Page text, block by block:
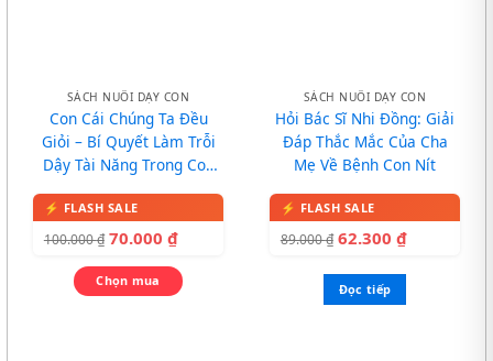
SÁCH NUÔI DẠY CON
Con Cái Chúng Ta Đều
Giỏi – Bí Quyết Làm Trỗi
Dậy Tài Năng Trong Con
100.000₫ 70.000 ₫
Chọn mua
SÁCH NUÔI DẠY CON
Hỏi Bác Sĩ Nhi Đồng: Giải
Đáp Thắc Mắc Của Cha
Mẹ Về Bệnh Con Nít
89.000₫ 62.300 ₫
Đọc tiếp